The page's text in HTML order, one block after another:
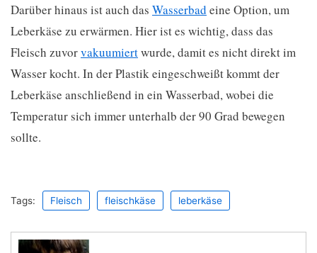
Darüber hinaus ist auch das Wasserbad eine Option, um
Leberkäse zu erwärmen. Hier ist es wichtig, dass das
Fleisch zuvorvakuumiertwurde, damit es nicht direkt im
Wasser kocht. In der Plastik eingeschweißt kommt der
Leberkäse anschließend in ein Wasserbad, wobei die
Temperatur sich immer unterhalb der 90 Grad bewegen
sollte.
Tags: Fleisch fleischkäse leberkäse